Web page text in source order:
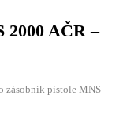
2000 AČR –
zásobník pistole MNS